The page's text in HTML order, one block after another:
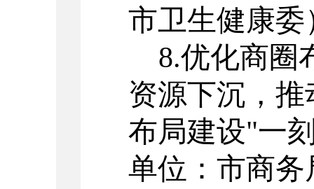
市卫生健康委
8.优化商圈
资源下沉，
布局建设"一
单位：市商务